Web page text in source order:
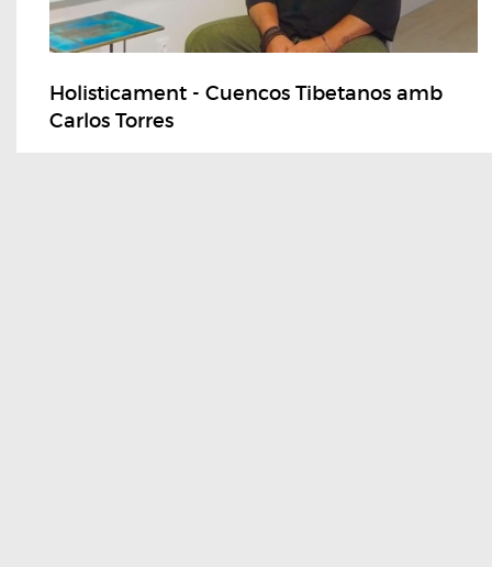
Holisticament - Cuencos Tibetanos amb
Carlos Torres